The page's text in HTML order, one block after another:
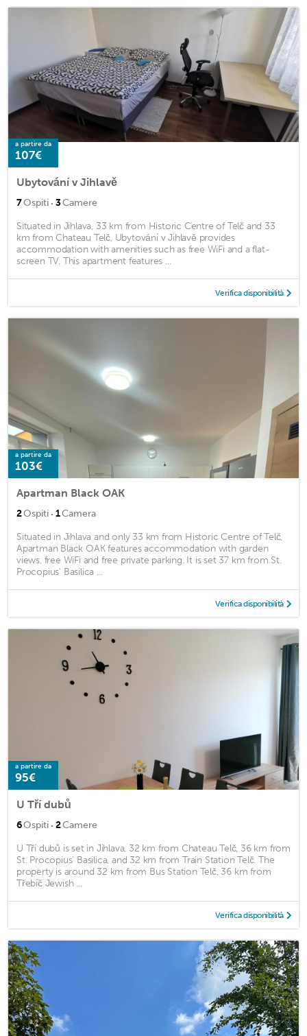
a partire da
107€
Ubytování v Jihlavě
7Ospiti · 3Camere
Situated in Jihlava, 33 km from Historic Centre of Telč and 33
km from Chateau Telč, Ubytování v Jihlavě provides
accommodation with amenities such as free WiFi and a flat-
screen TV. This apartment features ...
Verifica disponibilità
a partire da
103€
Apartman Black OAK
2Ospiti · 1Camera
Situated in Jihlava and only 33 km from Historic Centre of Telč,
Apartman Black OAK features accommodation with garden
views, free WiFi and free private parking. It is set 37 km from St.
Procopius' Basilica ...
Verifica disponibilità
a partire da
95€
U Tří dubů
6Ospiti · 2Camere
U Tří dubů is set in Jihlava, 32 km from Chateau Telč, 36 km from
St. Procopius' Basilica, and 32 km from Train Station Telč. The
property is around 32 km from Bus Station Telč, 36 km from
Třebíč Jewish ...
Verifica disponibilità